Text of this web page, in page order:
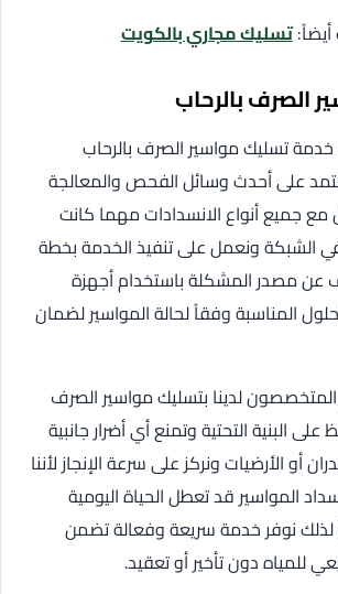
تسليك مجاري بالكويت
الصرف بالرحاب
تسليك مواسير الصرف بالرحاب
على أحدث وسائل الفحص والمعالجة
مع جميع أنواع الانسدادات مهما كانت
الشبكة ونعمل على تنفيذ الخدمة بخطة
عن مصدر المشكلة باستخدام أجهزة
المناسبة وفقاً لحالة المواسير لضمان
لدينا بتسليك مواسير الصرف
البنية التحتية وتمنع أي أضرار جانبية
أو الأرضيات ونركز على سرعة الإنجاز لأننا
المواسير قد تعطل الحياة اليومية
لذلك نوفر خدمة سريعة وفعالة تضمن
للمياه دون تأخير أو تعقيد.